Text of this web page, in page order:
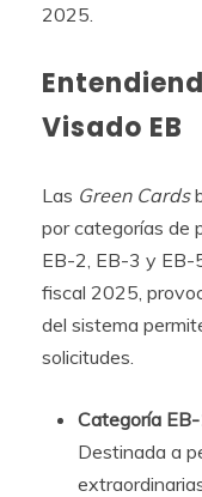
2025.
Visado EB
Las Green Cards
por categorías de
EB-2, EB-3 y EB-
fiscal 2025,
del sistema
solicitudes.
Categoría
Destinada a